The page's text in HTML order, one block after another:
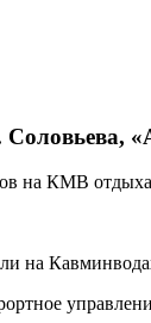
на КМВ
на